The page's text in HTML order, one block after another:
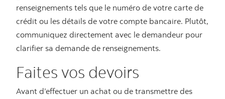
renseignements tels que le numéro de votre carte de
crédit ou les détails de votre compte bancaire. Plutôt,
communiquez directement avec le demandeur pour
clarifier sa demande de renseignements.
Faites vos devoirs
Avant d’effectuer un achat ou de transmettre des